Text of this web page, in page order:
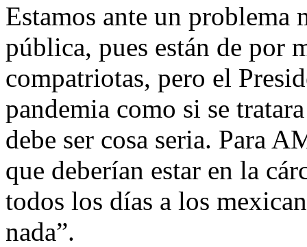
Estamos ante un problema
pública, pues están de por
compatriotas, pero el
pandemia como si se
debe ser cosa seria. Para
que deberían estar en la
todos los días a los
nada”.